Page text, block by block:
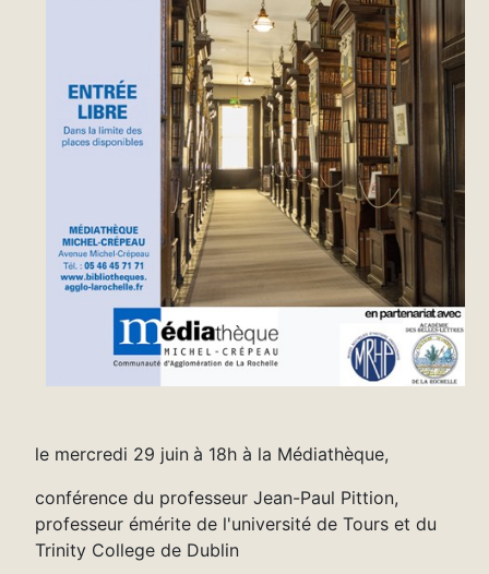
le mercredi 29 juin à 18h à la Médiathèque,
conférence du professeur Jean-Paul Pittion,
professeur émérite de l'université de Tours et du
Trinity College de Dublin